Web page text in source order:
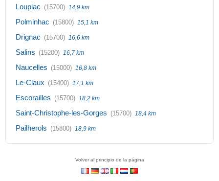
Loupiac (15700) 14,9 km
Polminhac (15800) 15,1 km
Drignac (15700) 16,6 km
Salins (15200) 16,7 km
Naucelles (15000) 16,8 km
Le-Claux (15400) 17,1 km
Escorailles (15700) 18,2 km
Saint-Christophe-les-Gorges (15700) 18,4 km
Pailherols (15800) 18,9 km
Volver al principio de la página